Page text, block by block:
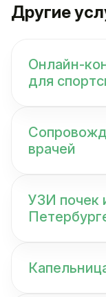
Другие
Онлайн-
для
врачей
УЗИ почек